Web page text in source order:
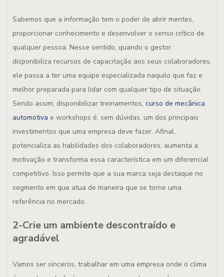
Sabemos que a informação tem o poder de abrir mentes,
proporcionar conhecimento e desenvolver o senso crítico de
qualquer pessoa. Nesse sentido, quando o gestor
disponibiliza recursos de capacitação aos seus colaboradores,
ele passa a ter uma equipe especializada naquilo que faz e
melhor preparada para lidar com qualquer tipo de situação.
Sendo assim, disponibilizar treinamentos, curso de mecânica
automotiva e workshops é, sem dúvidas, um dos principais
investimentos que uma empresa deve fazer. Afinal,
potencializa as habilidades dos colaboradores, aumenta a
motivação e transforma essa característica em um diferencial
competitivo. Isso permite que a sua marca seja destaque no
segmento em que atua de maneira que se torne uma
referência no mercado.
2-Crie um ambiente descontraído e
agradável
Vamos ser sinceros, trabalhar em uma empresa onde o clima